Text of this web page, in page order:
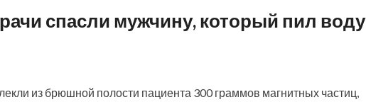
спасли мужчину, который пил воду
из брюшной полости пациента 300 граммов магнитных частиц,